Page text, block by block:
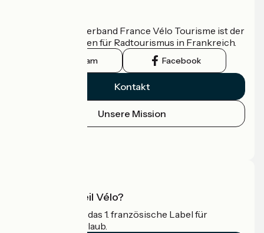
Der nationale Verband France Vélo Tourisme ist der
offizielle Leitfaden für Radtourismus in Frankreich.
Instagram Facebook
Kontakt
Unsere Mission
Was ist Accueil Vélo?
Accueil Vélo ist das 1. französische Label für
Radfahrer im Urlaub.